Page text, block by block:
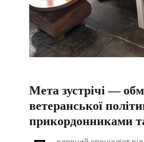
Мета зустрічі —
ветеранської
прикордонниками